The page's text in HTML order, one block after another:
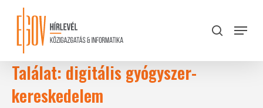
content
search
Menu
Találat: digitális gyógyszer-
kereskedelem
Close